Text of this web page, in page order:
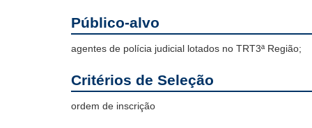
Público-alvo
agentes de polícia judicial lotados no TRT3ª Região;
Critérios de Seleção
ordem de inscrição